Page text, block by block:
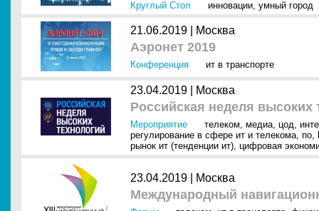
Круглый Стол инновации, умный город
21.06.2019 | Москва
Аэронет 2019
Конференция ит в транспорте
23.04.2019 | Москва
Российская неделя высоких
Мероприятие телеком, медиа, цод,
регулирование в сфере ит и телекома, по,
рынок ит (тенденции ит), цифровая
23.04.2019 | Москва
Международный